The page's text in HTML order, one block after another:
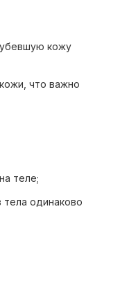
кожу
что важно
теле;
тела одинаково